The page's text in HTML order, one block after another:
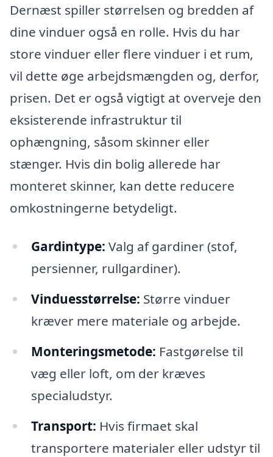
Dernæst spiller størrelsen og bredden af
dine vinduer også en rolle. Hvis du har
store vinduer eller flere vinduer i et rum,
vil dette øge arbejdsmængden og, derfor,
prisen. Det er også vigtigt at overveje den
eksisterende infrastruktur til
ophængning, såsom skinner eller
stænger. Hvis din bolig allerede har
monteret skinner, kan dette reducere
omkostningerne betydeligt.
Gardintype: Valg af gardiner (stof,
persienner, rullgardiner).
Vinduesstørrelse: Større vinduer
kræver mere materiale og arbejde.
Monteringsmetode: Fastgørelse til
væg eller loft, om der kræves
specialudstyr.
Transport: Hvis firmaet skal
transportere materialer eller udstyr til